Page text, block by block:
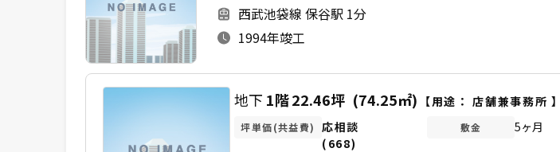
西武池袋線 保谷駅 1分
1994年竣工
地下 1階22.46坪 (74.25㎡) 【用途：店舗兼事務所 】
坪単価(共益費)
応相談
(668)
敷金 5ヶ月